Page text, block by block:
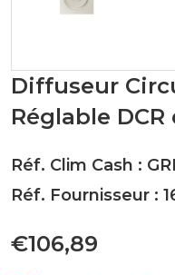
Diffuseur
Réglable DCR
Réf. Clim Cash :
Réf. Fournisseur :
€106,89